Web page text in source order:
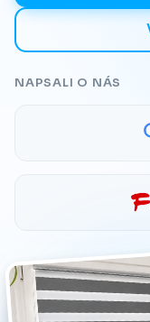
NAPSALI O NÁS